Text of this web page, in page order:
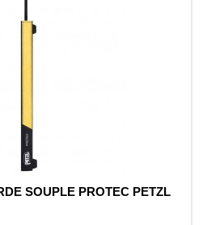
SOUPLE PROTEC PETZL